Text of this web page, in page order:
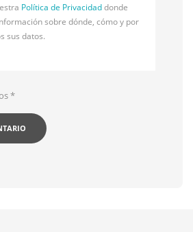
Política de Privacidaddonde
sobre dónde, cómo y por
sus datos.
*